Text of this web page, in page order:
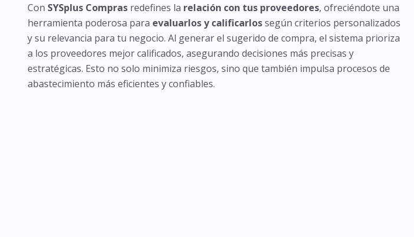
Con SYSplus Compras redefines la relación con tus proveedores, ofreciéndote una
herramienta poderosa para evaluarlos y calificarlossegún criterios personalizados
y su relevancia para tu negocio. Al generar el sugerido de compra, el sistema prioriza
a los proveedores mejor calificados, asegurando decisiones más precisas y
estratégicas. Esto no solo minimiza riesgos, sino que también impulsa procesos de
abastecimiento más eficientes y confiables.